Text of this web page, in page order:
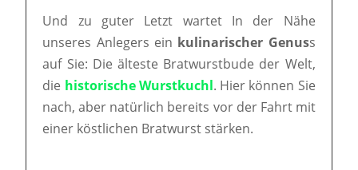
Und zu guter Letzt wartet In der Nähe
unseres Anlegers ein kulinarischer Genuss
auf Sie: Die älteste Bratwurstbude der Welt,
die historische Wurstkuchl. Hier können Sie
nach, aber natürlich bereits vor der Fahrt mit
einer köstlichen Bratwurst stärken.